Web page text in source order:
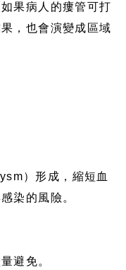
果病人的瘻管可打
，也會演變成區域
）形成，縮短血
染的風險。
避免。